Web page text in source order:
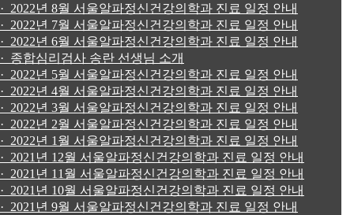
· 2022년 8월 서울알파정신건강의학과 진료 일정 안내
· 2022년 7월 서울알파정신건강의학과 진료 일정 안내
· 2022년 6월 서울알파정신건강의학과 진료 일정 안내
· 종합심리검사 송란 선생님 소개
· 2022년 5월 서울알파정신건강의학과 진료 일정 안내
· 2022년 4월 서울알파정신건강의학과 진료 일정 안내
· 2022년 3월 서울알파정신건강의학과 진료 일정 안내
· 2022년 2월 서울알파정신건강의학과 진료 일정 안내
· 2022년 1월 서울알파정신건강의학과 진료 일정 안내
· 2021년 12월 서울알파정신건강의학과 진료 일정 안내
· 2021년 11월 서울알파정신건강의학과 진료 일정 안내
· 2021년 10월 서울알파정신건강의학과 진료 일정 안내
· 2021년 9월 서울알파정신건강의학과 진료 일정 안내